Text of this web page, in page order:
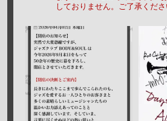
しておりません。ご了承くださ